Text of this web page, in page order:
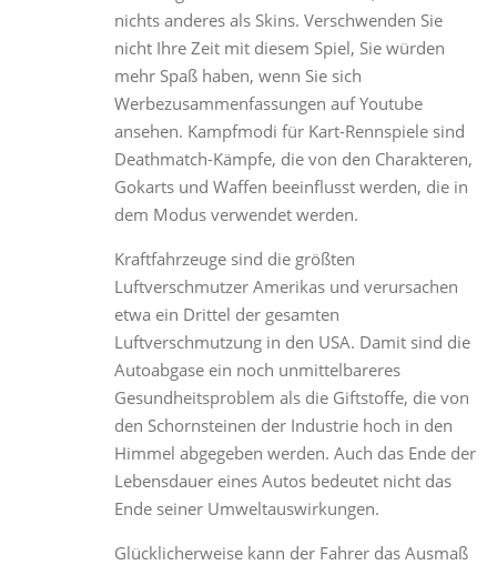
nichts anderes als Skins. Verschwenden Sie
nicht Ihre Zeit mit diesem Spiel, Sie würden
mehr Spaß haben, wenn Sie sich
Werbezusammenfassungen auf Youtube
ansehen. Kampfmodi für Kart-Rennspiele sind
Deathmatch-Kämpfe, die von den Charakteren,
Gokarts und Waffen beeinflusst werden, die in
dem Modus verwendet werden.
Kraftfahrzeuge sind die größten
Luftverschmutzer Amerikas und verursachen
etwa ein Drittel der gesamten
Luftverschmutzung in den USA. Damit sind die
Autoabgase ein noch unmittelbareres
Gesundheitsproblem als die Giftstoffe, die von
den Schornsteinen der Industrie hoch in den
Himmel abgegeben werden. Auch das Ende der
Lebensdauer eines Autos bedeutet nicht das
Ende seiner Umweltauswirkungen.
Glücklicherweise kann der Fahrer das Ausmaß